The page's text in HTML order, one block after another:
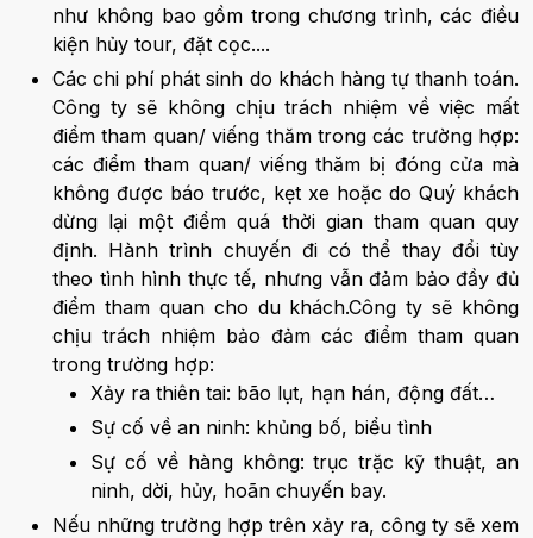
như không bao gồm trong chương trình, các điều
kiện hủy tour, đặt cọc....
Các chi phí phát sinh do khách hàng tự thanh toán.
Công ty sẽ không chịu trách nhiệm về việc mất
điểm tham quan/ viếng thăm trong các trường hợp:
các điểm tham quan/ viếng thăm bị đóng cửa mà
không được báo trước, kẹt xe hoặc do Quý khách
dừng lại một điểm quá thời gian tham quan quy
định. Hành trình chuyến đi có thể thay đổi tùy
theo tình hình thực tế, nhưng vẫn đảm bảo đầy đủ
điểm tham quan cho du khách.Công ty sẽ không
chịu trách nhiệm bảo đảm các điểm tham quan
trong trường hợp:
Xảy ra thiên tai: bão lụt, hạn hán, động đất…
Sự cố về an ninh: khủng bố, biểu tình
Sự cố về hàng không: trục trặc kỹ thuật, an
ninh, dời, hủy, hoãn chuyến bay.
Nếu những trường hợp trên xảy ra, công ty sẽ xem